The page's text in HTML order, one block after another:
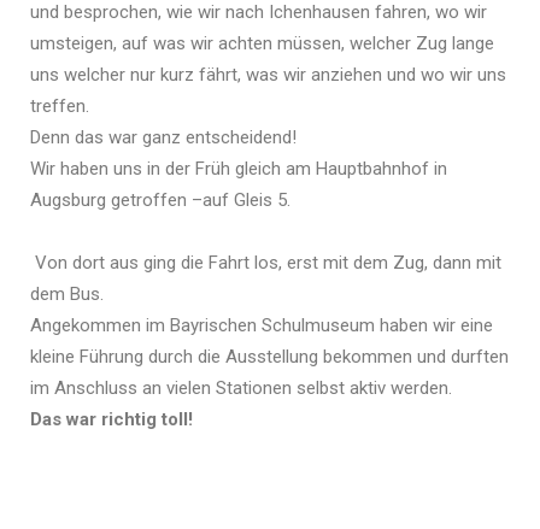
und besprochen, wie wir nach Ichenhausen fahren, wo wir
umsteigen, auf was wir achten müssen, welcher Zug lange
uns welcher nur kurz fährt, was wir anziehen und wo wir uns
treffen.
Denn das war ganz entscheidend!
Wir haben uns in der Früh gleich am Hauptbahnhof in
Augsburg getroffen –auf Gleis 5.
Von dort aus ging die Fahrt los, erst mit dem Zug, dann mit
dem Bus.
Angekommen im Bayrischen Schulmuseum haben wir eine
kleine Führung durch die Ausstellung bekommen und durften
im Anschluss an vielen Stationen selbst aktiv werden.
Das war richtig toll!